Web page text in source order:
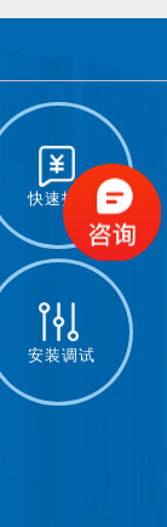
快速报价
安装调试